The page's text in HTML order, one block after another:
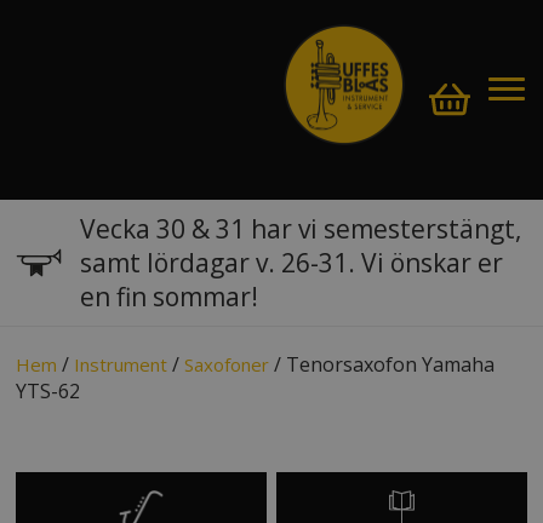
Vecka 30 & 31 har vi semesterstängt,
samt lördagar v. 26-31. Vi önskar er
en fin sommar!
Hem / Instrument / Saxofoner / Tenorsaxofon Yamaha
YTS-62